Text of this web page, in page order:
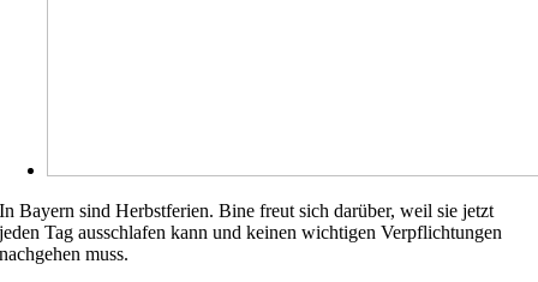
In Bayern sind Herbstferien. Bine freut sich darüber, weil sie jetzt
jeden Tag ausschlafen kann und keinen wichtigen Verpflichtungen
nachgehen muss.